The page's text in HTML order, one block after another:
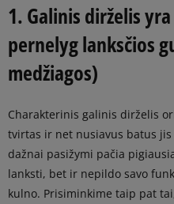
1. Galinis dirželis
pernelyg lanksčios
medžiagos)
Charakterinis galinis dirželis
tvirtas ir net nusiavus batus
dažnai pasižymi pačia
lanksti, bet ir nepildo savo
kulno. Prisiminkime taip pat